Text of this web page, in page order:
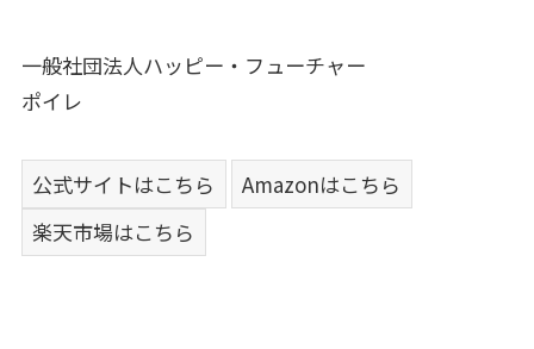
一般社団法人ハッピー・フューチャー
ポイレ
公式サイトはこちら
Amazonはこちら
楽天市場はこちら